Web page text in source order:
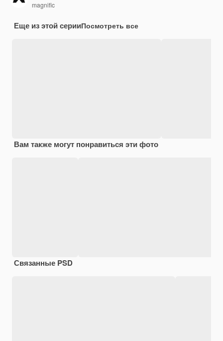
magnific
Еще из этой серииПосмотреть все
Вам также могут понравиться эти фото
Связанные PSD